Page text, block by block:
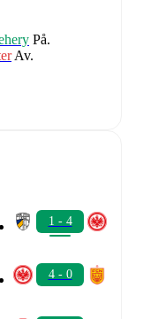
På.
Av.
1 - 4
4 - 0